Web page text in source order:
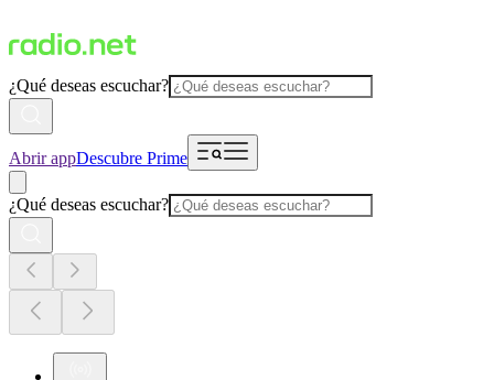
¿Qué deseas escuchar?
Abrir appDescubre Prime
¿Qué deseas escuchar?